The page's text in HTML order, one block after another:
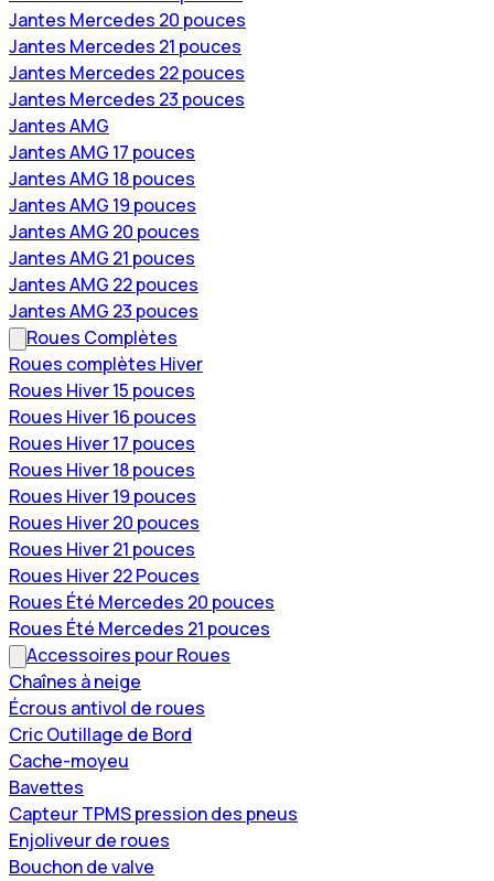
Jantes Mercedes 20 pouces
Jantes Mercedes 21 pouces
Jantes Mercedes 22 pouces
Jantes Mercedes 23 pouces
Jantes AMG
Jantes AMG 17 pouces
Jantes AMG 18 pouces
Jantes AMG 19 pouces
Jantes AMG 20 pouces
Jantes AMG 21 pouces
Jantes AMG 22 pouces
Jantes AMG 23 pouces
Roues Complètes
Roues complètes Hiver
Roues Hiver 15 pouces
Roues Hiver 16 pouces
Roues Hiver 17 pouces
Roues Hiver 18 pouces
Roues Hiver 19 pouces
Roues Hiver 20 pouces
Roues Hiver 21 pouces
Roues Hiver 22 Pouces
Roues Été Mercedes 20 pouces
Roues Été Mercedes 21 pouces
Accessoires pour Roues
Chaînes à neige
Écrous antivol de roues
Cric Outillage de Bord
Cache-moyeu
Bavettes
Capteur TPMS pression des pneus
Enjoliveur de roues
Bouchon de valve